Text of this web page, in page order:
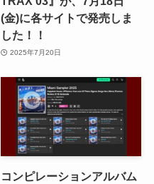
(金)に各サイトで発売しま
した！！
2025年7月20日
コンピレーションアルバム